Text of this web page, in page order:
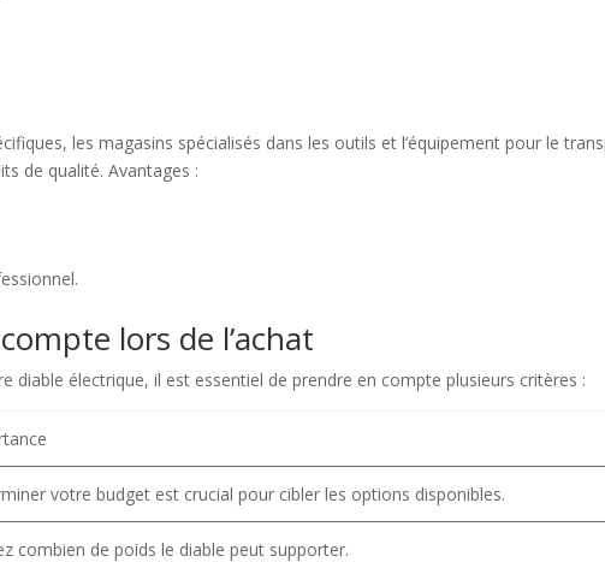
les magasins spécialisés dans les outils et l’équipement pour le
de qualité. Avantages :
lors de l’achat
diable électrique, il est essentiel de prendre en compte plusieurs critères :
votre budget est crucial pour cibler les options disponibles.
combien de poids le diable peut supporter.